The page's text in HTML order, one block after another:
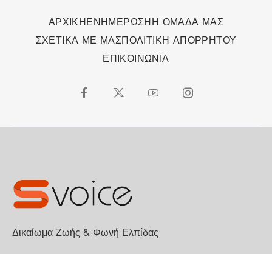
ΑΡΧΙΚΗΕΝΗΜΕΡΩΣΗΗ ΟΜΑΔΑ ΜΑΣ
ΣΧΕΤΙΚΑ ΜΕ ΜΑΣΠΟΛΙΤΙΚΗ ΑΠΟΡΡΗΤΟΥ
ΕΠΙΚΟΙΝΩΝΙΑ
Δικαίωμα Ζωής & Φωνή Ελπίδας